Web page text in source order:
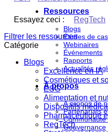
Ressources
Blogs
Études de cas
Webinaires
Événements
Rapports
Actualités
À propos
À propos de
Partenariats
Gouvernance
Essayez ceci : RegTech
Filtrer les ressources
Catégorie
Blogs
Excellence en IA
Cosmétiques et
ESG
Alimentation et
Dispositifs
Pharmaceutique
RegTech